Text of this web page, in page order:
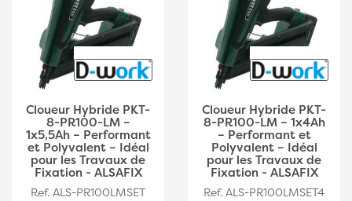
Cloueur Hybride PKT-
8-PR100-LM –
1x5,5Ah – Performant
et Polyvalent – Idéal
pour les Travaux de
Fixation - ALSAFIX
Ref. ALS-PR100LMSET
Cloueur Hybride PKT-
8-PR100-LM – 1x4Ah
– Performant et
Polyvalent – Idéal
pour les Travaux de
Fixation - ALSAFIX
Ref. ALS-PR100LMSET4